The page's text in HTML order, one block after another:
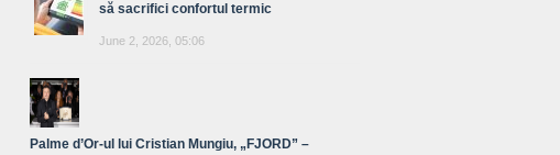
să sacrifici confortul termic
June 2, 2026, 05:06
Palme d’Or-ul lui Cristian Mungiu, „FJORD” –